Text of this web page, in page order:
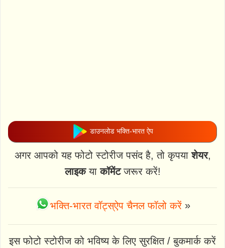
डाउनलोड भक्ति-भारत ऐप
अगर आपको यह फोटो स्टोरीज पसंद है, तो कृपयाशेयर,
लाइकयाकॉमेंटजरूर करें!
भक्ति-भारत वॉट्स्ऐप चैनल फॉलो करें»
इस फोटो स्टोरीज को भविष्य के लिए सुरक्षित / बुकमार्क करें